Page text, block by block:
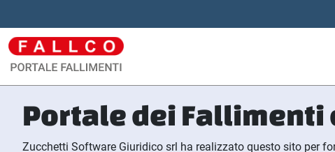
Portale dei Fallimenti
Zucchetti Software Giuridico srl ha realizzato questo sito per